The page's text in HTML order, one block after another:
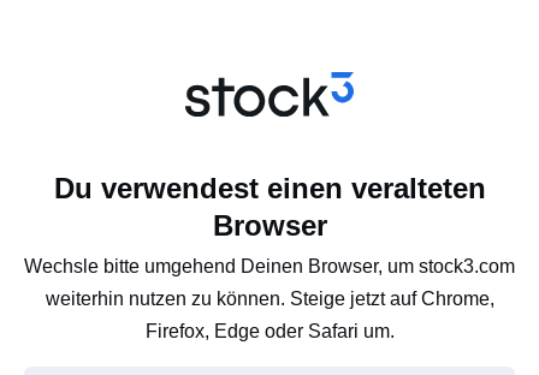
Du verwendest einen veralteten
Browser
Wechsle bitte umgehend Deinen Browser, um stock3.com
weiterhin nutzen zu können. Steige jetzt auf Chrome,
Firefox, Edge oder Safari um.